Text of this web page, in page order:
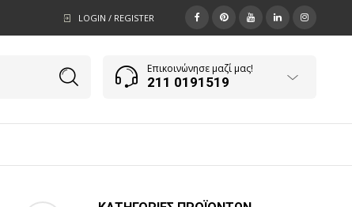
LOGIN / REGISTER
Επικοινώνησε μαζί μας!
211 0191519